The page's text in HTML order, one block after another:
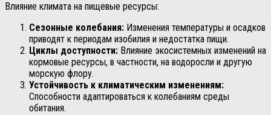
Влияние климата на пищевые ресурсы:
Сезонные колебания: Изменения температуры и осадков
приводят к периодам изобилия и недостатка пищи.
Циклы доступности: Влияние экосистемных изменений на
кормовые ресурсы, в частности, на водоросли и другую
морскую флору.
Устойчивость к климатическим изменениям:
Способности адаптироваться к колебаниям среды
обитания.